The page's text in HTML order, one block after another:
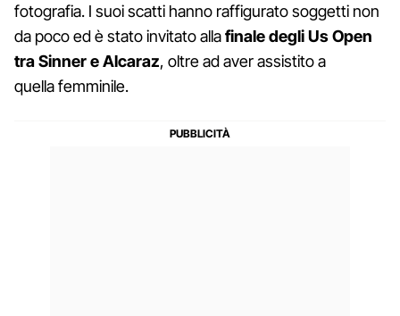
fotografia. I suoi scatti hanno raffigurato soggetti non
da poco ed è stato invitato allafinale degli Us Open
tra Sinner e Alcaraz, oltre ad aver assistito a
quella femminile.